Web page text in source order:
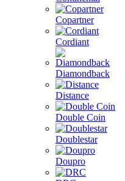
Copartner
Cordiant
Diamondback
Distance
Double Coin
Doublestar
Doupro